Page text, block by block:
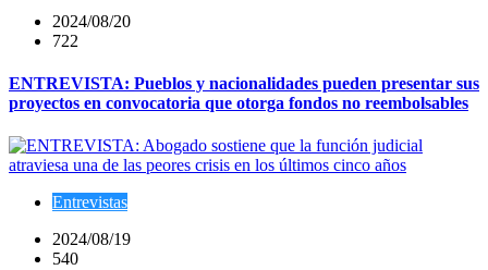
2024/08/20
722
ENTREVISTA: Pueblos y nacionalidades pueden presentar sus
proyectos en convocatoria que otorga fondos no reembolsables
Entrevistas
2024/08/19
540